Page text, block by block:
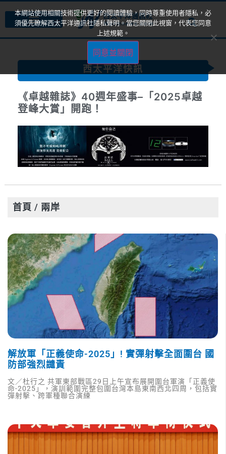
西太平洋快訊
《卓越雜誌》40週年盛事–「2025卓越
登峰大賞」開跑！
首頁 / 兩岸
解放軍「正義使命-2025」! 實彈射擊全面圍台 國
防部強烈譴責
文／杜行之 共軍東部戰區29日上午宣布展開圍台軍演「正義使
命-2025」，演訓範圍完整包圍台灣本島東南西北四周，包括實
彈射擊、跨軍種聯合演練
本網站使用相關技術提供更好的閱讀體驗，同時尊重使用者隱私，必
須優先瞭解西太平洋通訊社隱私聲明。當您關閉此視窗，代表您同意
上述規範。
同意並關閉